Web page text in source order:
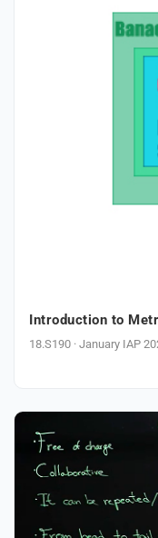
Introduction to
18.S190 · January IAP